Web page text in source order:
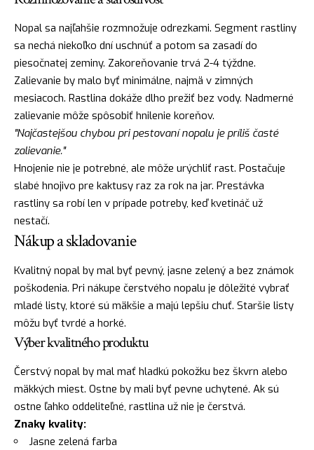
Nopal sa najľahšie rozmnožuje odrezkami. Segment rastliny
sa nechá niekoľko dní uschnúť a potom sa zasadí do
piesočnatej zeminy. Zakoreňovanie trvá 2-4 týždne.
Zalievanie by malo byť minimálne, najmä v zimných
mesiacoch. Rastlina dokáže dlho prežiť bez vody. Nadmerné
zalievanie môže spôsobiť hnilenie koreňov.
"Najčastejšou chybou pri pestovaní nopalu je príliš časté
zalievanie."
Hnojenie nie je potrebné, ale môže urýchliť rast. Postačuje
slabé hnojivo pre kaktusy raz za rok na jar. Prestávka
rastliny sa robí len v prípade potreby, keď kvetináč už
nestačí.
Nákup a skladovanie
Kvalitný nopal by mal byť pevný, jasne zelený a bez známok
poškodenia. Pri nákupe čerstvého nopalu je dôležité vybrať
mladé listy, ktoré sú mäkšie a majú lepšiu chuť. Staršie listy
môžu byť tvrdé a horké.
Výber kvalitného produktu
Čerstvý nopal by mal mať hladkú pokožku bez škvrn alebo
mäkkých miest. Ostne by mali byť pevne uchytené. Ak sú
ostne ľahko oddeliteľné, rastlina už nie je čerstvá.
Znaky kvality:
Jasne zelená farba